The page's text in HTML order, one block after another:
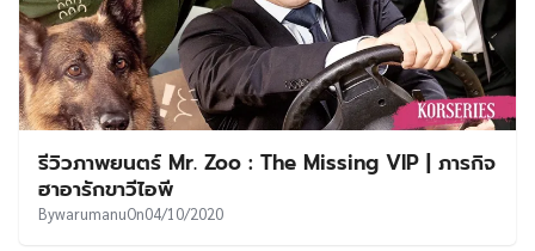
รีวิวภาพยนตร์ Mr. Zoo : The Missing VIP | ภารกิจ
ฮาอารักขาวีไอพี
BywarumanuOn04/10/2020